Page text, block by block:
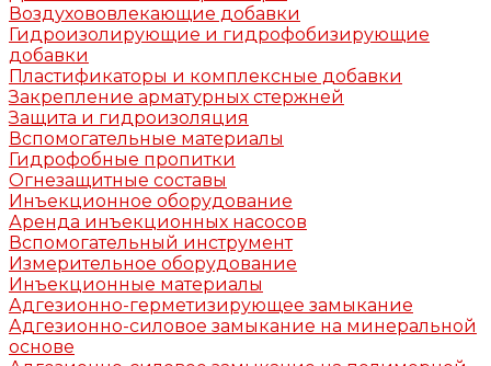
Воздухововлекающие добавки
Гидроизолирующие и гидрофобизирующие
добавки
Пластификаторы и комплексные добавки
Закрепление арматурных стержней
Защита и гидроизоляция
Вспомогательные материалы
Гидрофобные пропитки
Огнезащитные составы
Инъекционное оборудование
Аренда инъекционных насосов
Вспомогательный инструмент
Измерительное оборудование
Инъекционные материалы
Адгезионно-герметизирующее замыкание
Адгезионно-силовое замыкание на минеральной
основе